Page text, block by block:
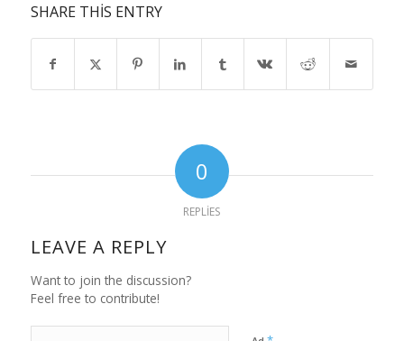
SHARE THIS ENTRY
0
REPLIES
LEAVE A REPLY
Want to join the discussion?
Feel free to contribute!